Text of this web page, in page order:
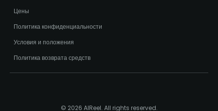
Цены
Политика конфиденциальности
Условия и положения
Политика возврата средств
© 2026 AIReel. All rights reserved.